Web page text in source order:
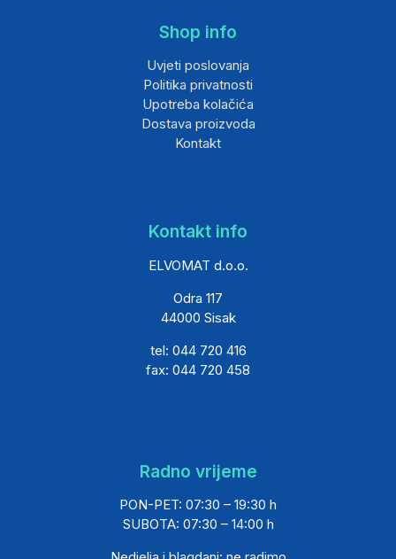
Shop info
Uvjeti poslovanja
Politika privatnosti
Upotreba kolačića
Dostava proizvoda
Kontakt
Kontakt info
ELVOMAT d.o.o.
Odra 117
44000 Sisak
tel: 044 720 416
fax: 044 720 458
Radno vrijeme
PON-PET: 07:30 – 19:30 h
SUBOTA: 07:30 – 14:00 h